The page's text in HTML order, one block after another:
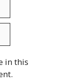
in this